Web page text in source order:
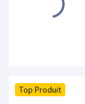
Top Produit